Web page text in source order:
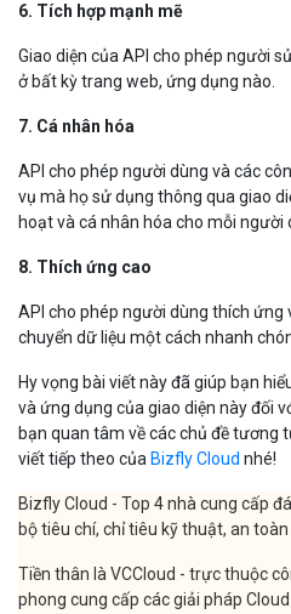
6. Tích hợp mạnh mẽ
Giao diện của API cho phép người
ở bất kỳ trang web, ứng dụng nào.
7. Cá nhân hóa
API cho phép người dùng và các
vụ mà họ sử dụng thông qua giao
hoạt và cá nhân hóa cho mỗi người
8. Thích ứng cao
API cho phép người dùng thích ứng
chuyển dữ liệu một cách nhanh
Hy vọng bài viết này đã giúp bạn
và ứng dụng của giao diện này đối
bạn quan tâm về các chủ đề tương
viết tiếp theo của Bizfly Cloud nhé!
Bizfly Cloud - Top 4 nhà cung cấp
bộ tiêu chí, chỉ tiêu kỹ thuật, an
Tiền thân là VCCloud - trực thuộc
phong cung cấp các giải pháp